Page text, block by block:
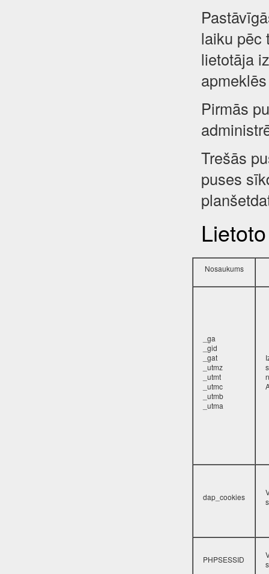
laiku pēc
lietotāja
Pirmās
Trešās
puses
Nosaukums
_ga
_gid
_gat
_utmz
_utmt
_utmc
_utmb
_utma
dap_cookies
PHPSESSID